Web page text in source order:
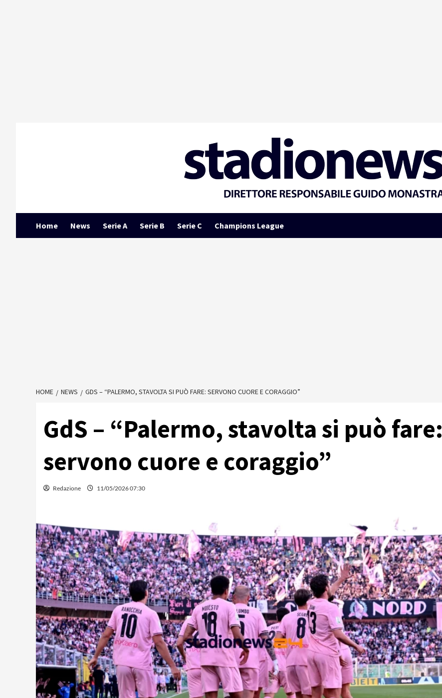
Home News Serie A Serie B Serie C Champions League
HOME NEWS GDS – “PALERMO, STAVOLTA SI PUÒ FARE: SERVONO CUORE E CORAGGIO”
GdS – “Palermo, stavolta si può fare:
servono cuore e coraggio”
Redazione 11/05/2026 07:30